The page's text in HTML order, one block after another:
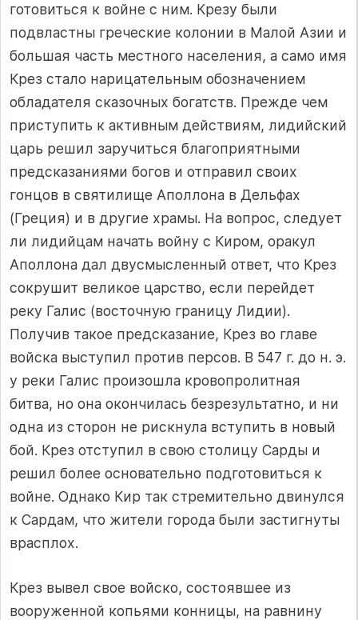
готовиться к войне с ним. Крезу были
подвластны греческие колонии в Малой Азии и
большая часть местного населения, а само имя
Крез стало нарицательным обозначением
обладателя сказочных богатств. Прежде чем
приступить к активным действиям, лидийский
царь решил зару­читься благоприятными
предсказаниями богов и отправил своих
гонцов в святилище Аполлона в Дельфах
(Греция) и в другие храмы. На вопрос, следует
ли лидийцам начать войну с Киром, оракул
Аполлона дал двусмысленный ответ, что Крез
сокрушит великое царство, если перейдет
реку Галис (восточную границу Лидии).
Получив такое предсказание, Крез во главе
войска выступил против персов. В 547 г. до н. э.
у реки Галис произошла кровопролитная
битва, но она окончилась безрезультатно, и ни
одна из сторон не рискнула вступить в новый
бой. Крез отступил в свою столицу Сарды и
решил более основательно подготовиться к
войне. Однако Кир так стремительно двинулся
к Сардам, что жители города были застигнуты
врасплох.
Крез вывел свое войско, состоявшее из
вооруженной копьями конницы, на равнину